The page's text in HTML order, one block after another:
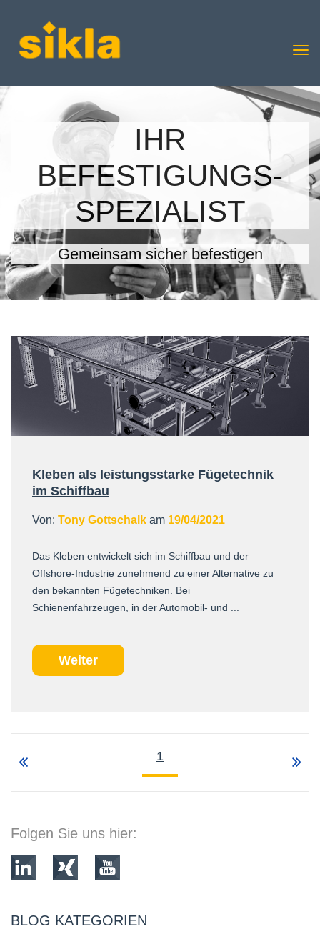
IHR
BEFESTIGUNGS-
SPEZIALIST
Gemeinsam sicher befestigen
Kleben als leistungsstarke Fügetechnik
im Schiffbau
Von: Tony Gottschalk am 19/04/2021
Das Kleben entwickelt sich im Schiffbau und der
Offshore-Industrie zunehmend zu einer Alternative zu
den bekannten Fügetechniken. Bei
Schienenfahrzeugen, in der Automobil- und ...
Weiter
1
Folgen Sie uns hier:
BLOG KATEGORIEN